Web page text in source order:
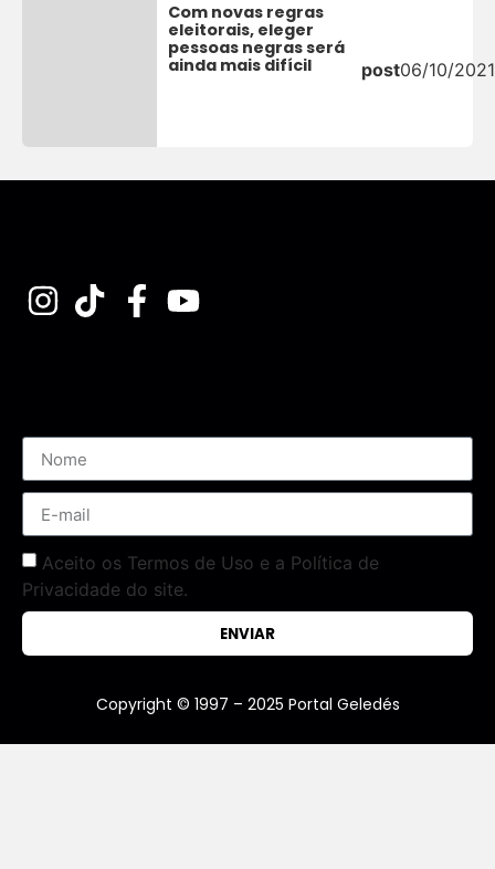
Com novas regras
eleitorais, eleger
pessoas negras será
ainda mais difícil
post06/10/2021
Aceito os Termos de Uso e a Política de
Privacidade do site.
ENVIAR
Copyright © 1997 – 2025 Portal Geledés